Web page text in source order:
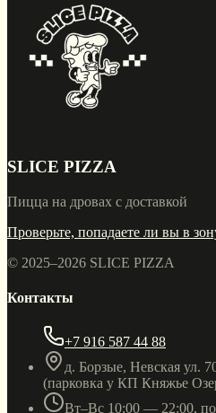
SLICE PIZZA
Пицца на дровах с доставкой
Проверьте, попадаете ли вы в
© 2025–2026 SLICE PIZZA
Контакты
+7 916 587 44 88
д. Борзые, Невская ул.
(парковка у КП Княжье
Вт–Вс 10:00 — 22:00,